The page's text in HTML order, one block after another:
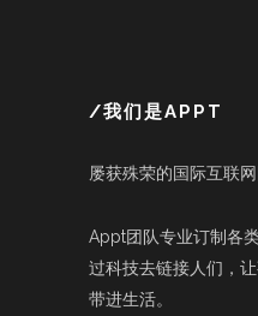
/我们是APPT
屡获殊荣的国际互联
Appt团队专业订制各
过科技去链接人们，
带进生活。